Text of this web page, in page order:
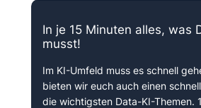
In je 15 Minuten alles, was
musst!
Im KI-Umfeld muss es schnell
bieten wir euch auch einen
die wichtigsten Data-KI-Themen.